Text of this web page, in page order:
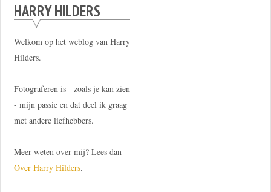
HARRY HILDERS
Welkom op het weblog van Harry
Hilders.
Fotograferen is - zoals je kan zien
- mijn passie en dat deel ik graag
met andere liefhebbers.
Meer weten over mij? Lees dan
Over Harry Hilders.